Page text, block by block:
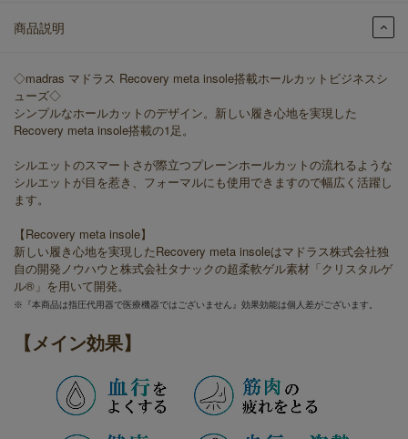
商品説明
◇madras マドラス Recovery meta insole搭載ホールカットビジネスシ
ューズ◇
シンプルなホールカットのデザイン。新しい履き心地を実現した
Recovery meta insole搭載の1足。
シルエットのスマートさが際立つプレーンホールカットの流れるような
シルエットが目を惹き、フォーマルにも使用できますので幅広く活躍し
ます。
【Recovery meta insole】
新しい履き心地を実現したRecovery meta insoleはマドラス株式会社独
自の開発ノウハウと株式会社タナックの超柔軟ゲル素材「クリスタルゲ
ル®」を用いて開発。
※『本商品は指圧代用器で医療機器ではございません』効果効能は個人差がございます。
【メイン効果】